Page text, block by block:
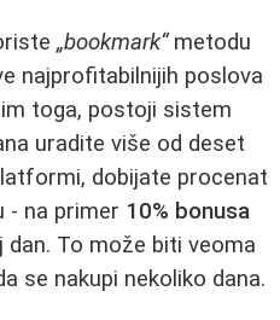
„bookmark“metodu
najprofitabilnijih poslova
toga, postoji sistem
uradite više od deset
dobijate procenat
- na primer 10% bonusa
To može biti veoma
se nakupi nekoliko dana.